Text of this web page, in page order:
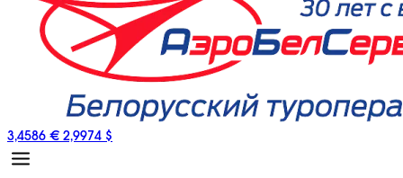
3,4586 € 2,9974 $